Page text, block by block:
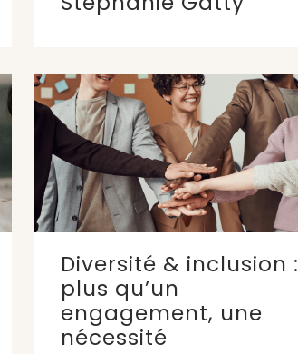
Diversité & inclusion :
plus qu’un
engagement, une
nécessité